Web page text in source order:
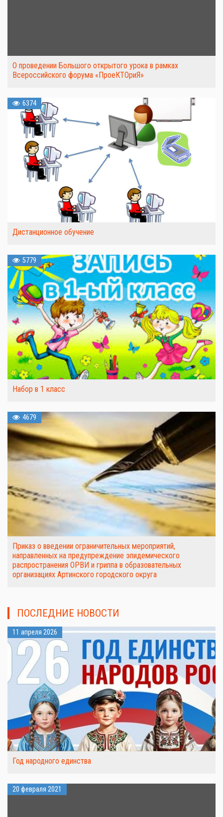
О проведении Большого открытого урока в рамках
Всероссийского форума «ПроеКТОриЯ»
6374
Дистанционное обучение
5779
Набор в 1 класс
4679
Приказ о введении ограничительных мероприятий,
направленных на предупреждение эпидемического
распространения ОРВИ и гриппа в образовательных
организациях Артинского городского округа
ПОСЛЕДНИЕ НОВОСТИ
11 апреля 2026
Год народного единства
20 февраля 2021